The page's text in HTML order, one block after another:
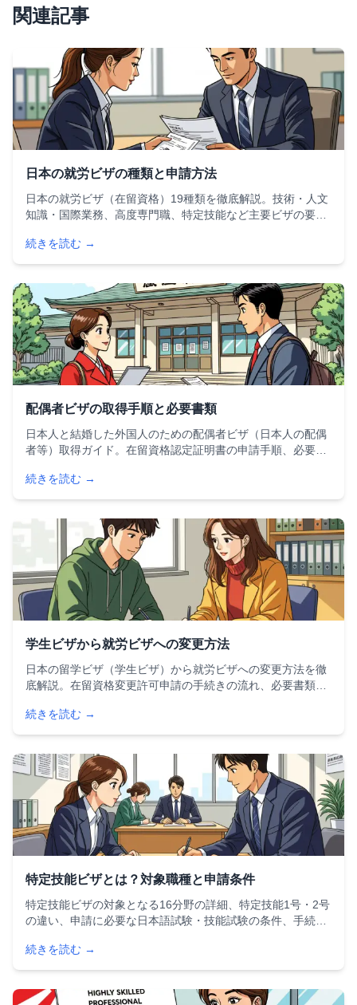
関連記事
日本の就労ビザの種類と申請方法
日本の就労ビザ（在留資格）19種類を徹底解説。技術・人文
知識・国際業務、高度専門職、特定技能など主要ビザの要
まで、外国人が日本で働くために知っておくべき情報をすべ
てまとめました。
続きを読む →
配偶者ビザの取得手順と必要書類
日本人と結婚した外国人のための配偶者ビザ（日本人の配偶
者等）取得ガイド。在留資格認定証明書の申請手順、必要書
しく解説。2024年の承認率や処理期間の最新データも掲載し
ています。
続きを読む →
学生ビザから就労ビザへの変更方法
日本の留学ビザ（学生ビザ）から就労ビザへの変更方法を徹
底解説。在留資格変更許可申請の手続きの流れ、必要書類一
対策まで、外国人留学生が知っておくべき情報を網羅してい
ます。
続きを読む →
特定技能ビザとは？対象職種と申請条件
特定技能ビザの対象となる16分野の詳細、特定技能1号・2号
の違い、申請に必要な日本語試験・技能試験の条件、手続き
目の在留資格について、最新情報をお届けします。
続きを読む →